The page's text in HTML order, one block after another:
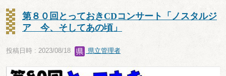
第８０回とっておきCDコンサート「ノスタルジ
ア 今、そしてあの頃」
投稿日時 : 2023/08/18 県立管理者